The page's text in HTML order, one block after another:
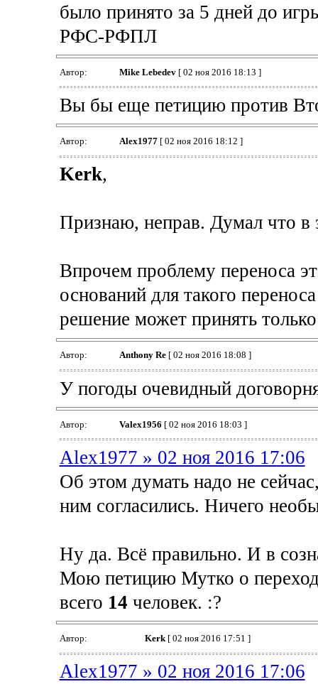
было принято за 5 дней до
РФС-РФПЛ
Автор: Mike Lebedev[ 02 ноя 2016 18:13 ]
Вы бы еще петицию против
Автор: Alex1977[ 02 ноя 2016 18:12 ]
Kerk,
Признаю, неправ. Думал что в
Впрочем проблему переноса
оснований для такого
решение может принять
Автор: Anthony Re[ 02 ноя 2016 18:08 ]
У погоды очевидный
Автор: Valex1956 [ 02 ноя 2016 18:03 ]
Alex1977 » 02 ноя 2016 17:06
Об этом думать надо не
ним согласились. Ничего
Ну да. Всё правильно. И в
Мою петицию Мутко о
всего 14 человек. :?
Автор: Kerk[ 02 ноя 2016 17:51 ]
Alex1977 » 02 ноя 2016 17:06